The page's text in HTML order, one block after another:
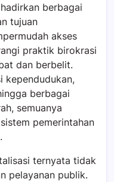
berbagai
tujuan
akses
praktik birokrasi
dan berbelit.
kependudukan,
berbagai
semuanya
pemerintahan
ternyata tidak
pelayanan publik.